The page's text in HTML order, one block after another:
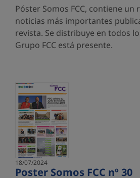
Póster Somos FCC, contiene un
noticias más importantes
revista. Se distribuye en todos
Grupo FCC está presente.
18/07/2024
Poster Somos FCC nº 30